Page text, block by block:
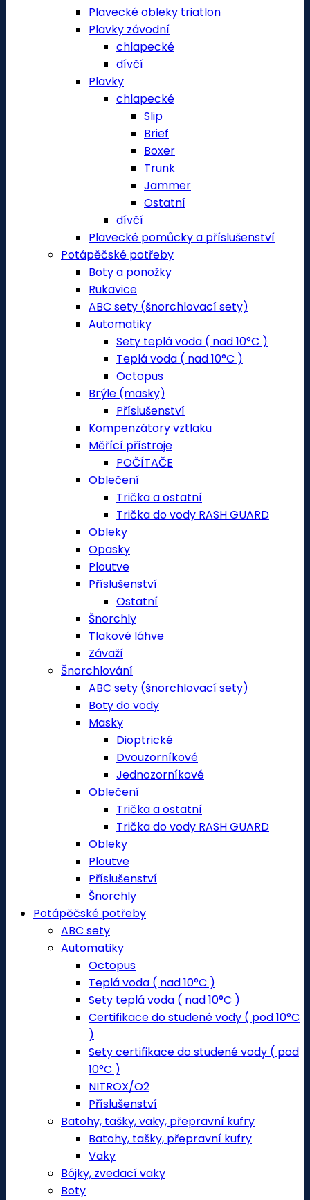
Plavecké obleky triatlon
Plavky závodní
chlapecké
dívčí
Plavky
chlapecké
Slip
Brief
Boxer
Trunk
Jammer
Ostatní
dívčí
Plavecké pomůcky a příslušenství
Potápěčské potřeby
Boty a ponožky
Rukavice
ABC sety (šnorchlovací sety)
Automatiky
Sety teplá voda ( nad 10°C )
Teplá voda ( nad 10°C )
Octopus
Brýle (masky)
Příslušenství
Kompenzátory vztlaku
Měřící přístroje
POČÍTAČE
Oblečení
Trička a ostatní
Trička do vody RASH GUARD
Obleky
Opasky
Ploutve
Příslušenství
Ostatní
Šnorchly
Tlakové láhve
Závaží
Šnorchlování
ABC sety (šnorchlovací sety)
Boty do vody
Masky
Dioptrické
Dvouzorníkové
Jednozorníkové
Oblečení
Trička a ostatní
Trička do vody RASH GUARD
Obleky
Ploutve
Příslušenství
Šnorchly
Potápěčské potřeby
ABC sety
Automatiky
Octopus
Teplá voda ( nad 10°C )
Sety teplá voda ( nad 10°C )
Certifikace do studené vody ( pod 10°C
)
Sety certifikace do studené vody ( pod
10°C )
NITROX/O2
Příslušenství
Batohy, tašky, vaky, přepravní kufry
Batohy, tašky, přepravní kufry
Vaky
Bójky, zvedací vaky
Boty